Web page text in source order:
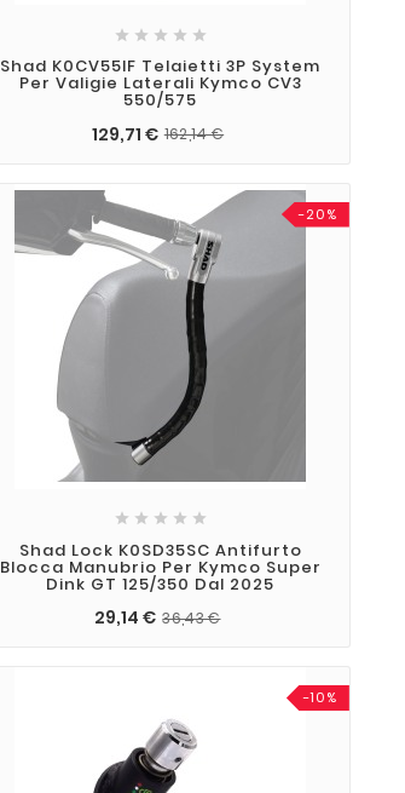
    
Shad K0CV55IF Telaietti 3P System
Per Valigie Laterali Kymco CV3
550/575
129,71 € 162,14 €
-20%
    
Shad Lock K0SD35SC Antifurto
Blocca Manubrio Per Kymco Super
Dink GT 125/350 Dal 2025
29,14 € 36,43 €
-10%